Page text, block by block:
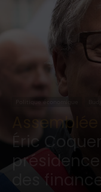
Politique économique
Éric
des finances